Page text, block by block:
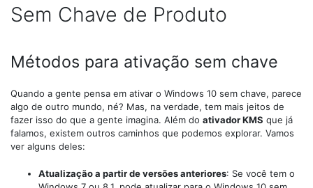
Sem Chave de Produto
Métodos para ativação sem chave
Quando a gente pensa em ativar o Windows 10 sem chave, parece
algo de outro mundo, né? Mas, na verdade, tem mais jeitos de
fazer isso do que a gente imagina. Além do ativador KMS que já
falamos, existem outros caminhos que podemos explorar. Vamos
ver alguns deles:
Atualização a partir de versões anteriores: Se você tem o